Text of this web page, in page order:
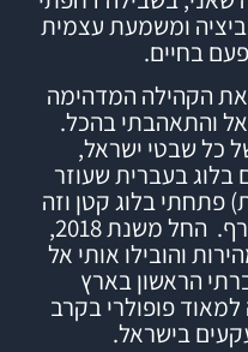
ומשמעת עצמית
בחיים.
הקהילה המדהימה
והתאהבתי בהכל.
כל שבטי ישראל,
בלוג בעברית שעוזר
פתחתיבלוגקטן וזה
החל משנת 2018,
והובילו אותי אל
הראשון בארץ
פופולרי בקרב
בישראל.